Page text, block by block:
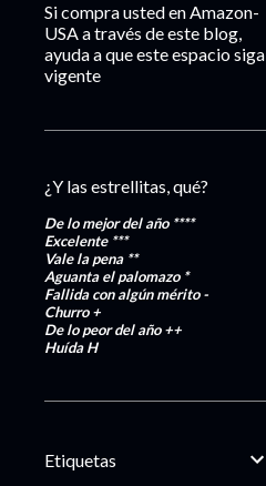
Si compra usted en Amazon-
USA a través de este blog,
ayuda a que este espacio siga
vigente
¿Y las estrellitas, qué?
De lo mejor del año ****
Excelente***
Vale la pena **
Aguanta el palomazo *
Fallida con algún mérito-
Churro+
De lo peor del año++
HuídaH
Etiquetas